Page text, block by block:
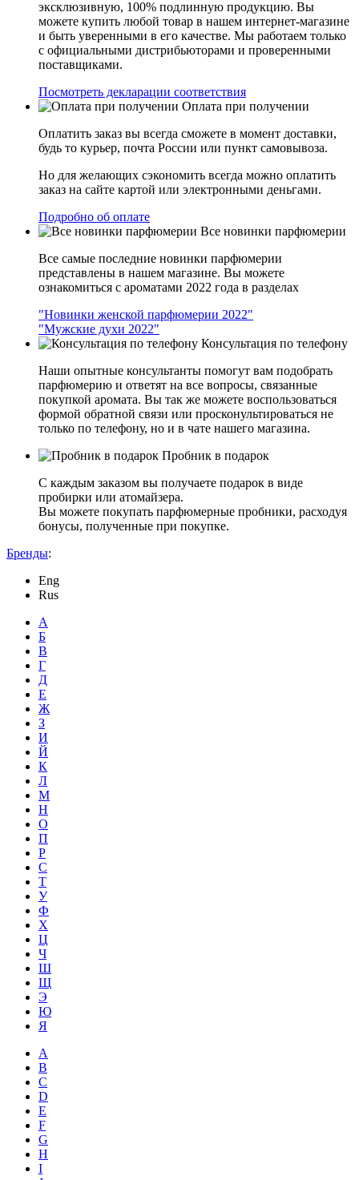
эксклюзивную, 100% подлинную продукцию. Вы
можете купить любой товар в нашем интернет-магазине
и быть уверенными в его качестве. Мы работаем только
с официальными дистрибьюторами и проверенными
поставщиками.
Посмотреть декларации соответствия
Оплата при получении
Оплатить заказ вы всегда сможете в момент доставки,
будь то курьер, почта России или пункт самовывоза.
Но для желающих сэкономить всегда можно оплатить
заказ на сайте картой или электронными деньгами.
Подробно об оплате
Все новинки парфюмерии
Все самые последние новинки парфюмерии
представлены в нашем магазине. Вы можете
ознакомиться с ароматами 2022 года в разделах
"Новинки женской парфюмерии 2022"
"Мужские духи 2022"
Консультация по телефону
Наши опытные консультанты помогут вам подобрать
парфюмерию и ответят на все вопросы, связанные
покупкой аромата. Вы так же можете воспользоваться
формой обратной связи или просконультироваться не
только по телефону, но и в чате нашего магазина.
Пробник в подарок
С каждым заказом вы получаете подарок в виде
пробирки или атомайзера.
Вы можете покупать парфюмерные пробники, расходуя
бонусы, полученные при покупке.
Бренды:
Eng
Rus
А
Б
В
Г
Д
Е
Ж
З
И
Й
К
Л
М
Н
О
П
Р
С
Т
У
Ф
Х
Ц
Ч
Ш
Щ
Э
Ю
Я
A
B
C
D
E
F
G
H
I